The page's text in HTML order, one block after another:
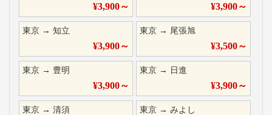
¥3,900～ ¥3,900～
東京 → 知立
¥3,900～
東京 → 尾張旭
¥3,500～
東京 → 豊明
¥3,900～
東京 → 日進
¥3,900～
東京 → 清須 東京 →みよし